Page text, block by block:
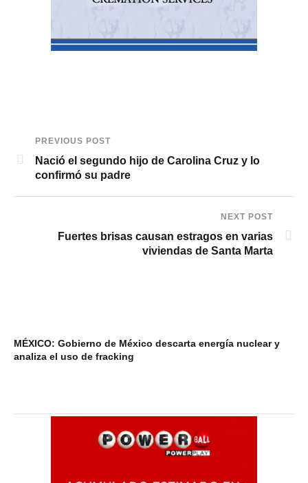
PREVIOUS POST
Nació el segundo hijo de Carolina Cruz y lo
confirmó su padre
NEXT POST
Fuertes brisas causan estragos en varias
viviendas de Santa Marta
MÉXICO: Gobierno de México descarta energía nuclear y
analiza el uso de fracking